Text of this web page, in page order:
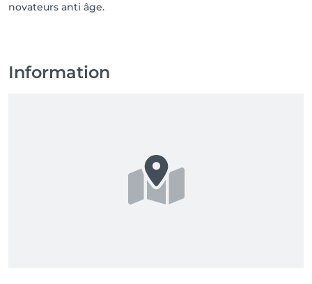
novateurs anti âge.
Information